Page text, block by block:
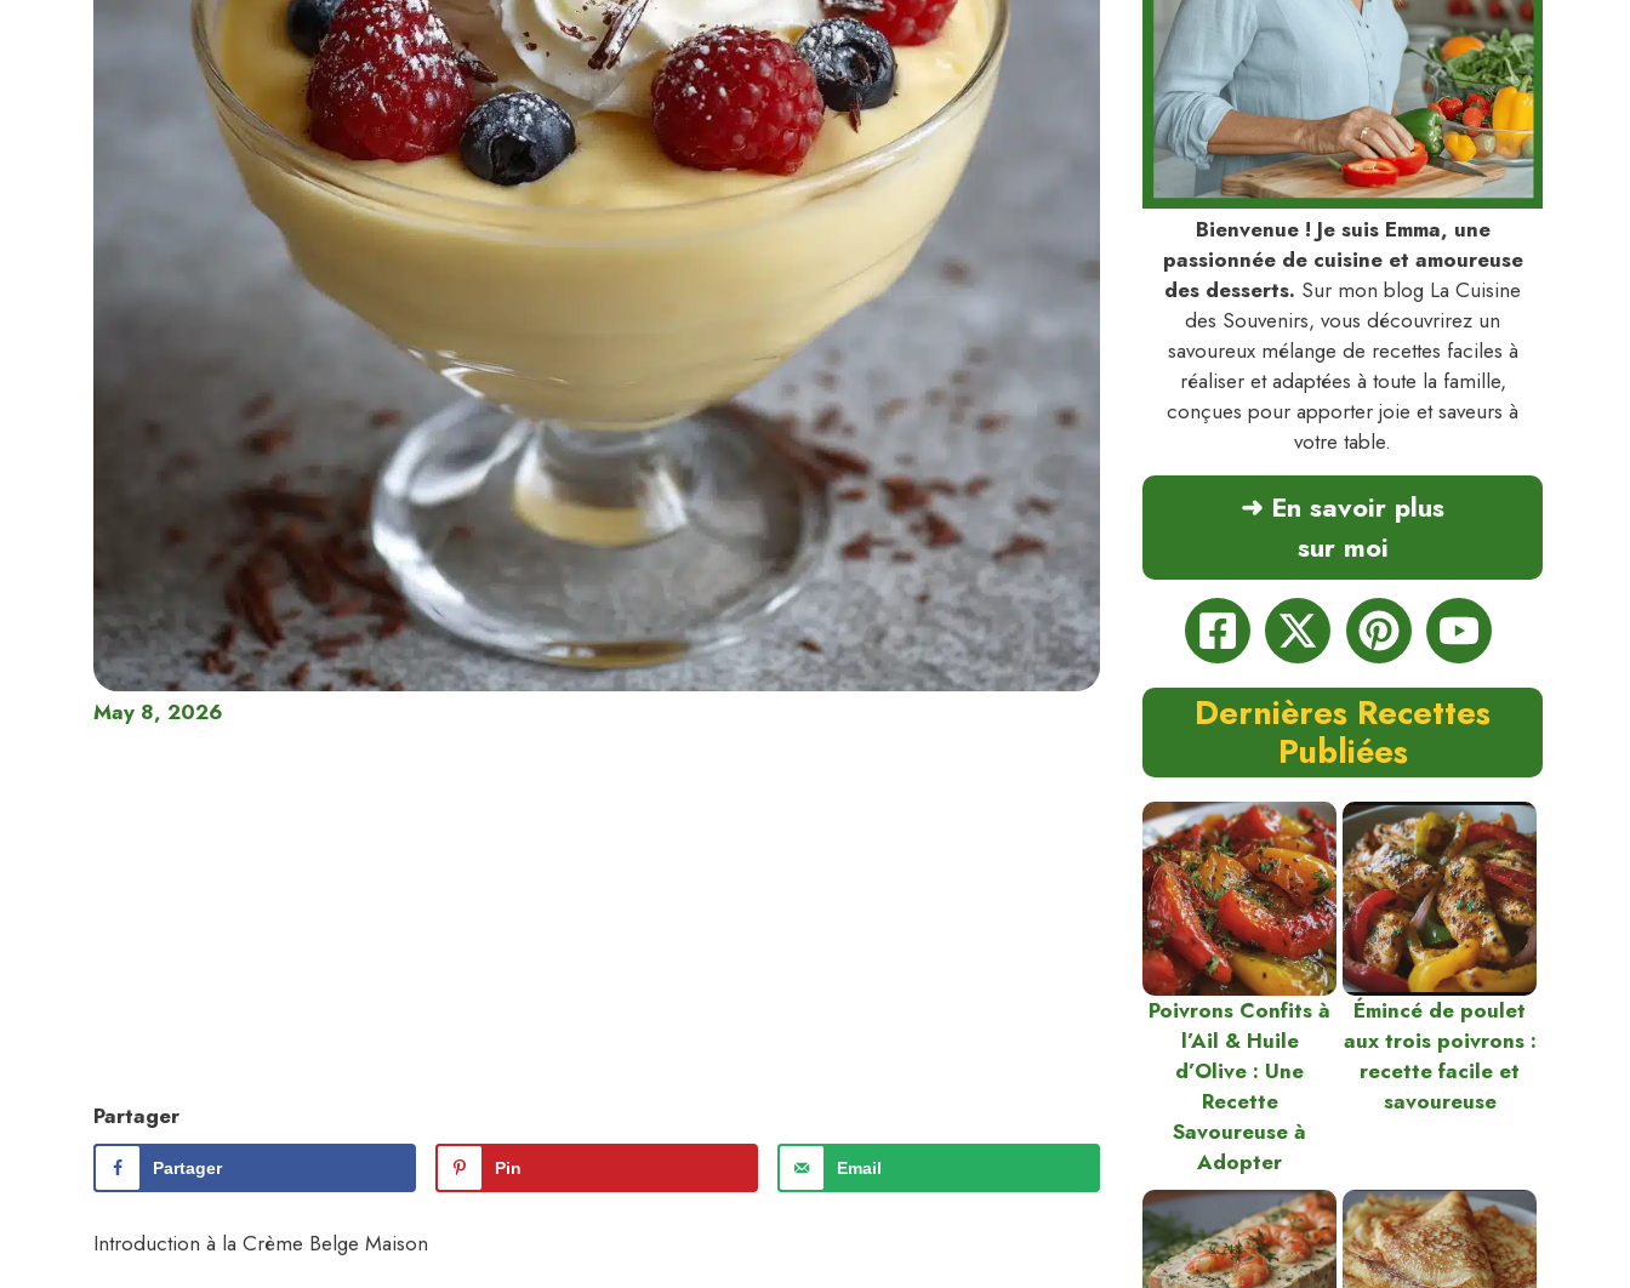
May 8, 2026
Partager
Partager Pin Email
Introduction à la Crème Belge Maison
Bienvenue ! Je suis Emma, une
passionnée de cuisine et amoureuse
des desserts. Sur mon blog La Cuisine
des Souvenirs, vous découvrirez un
savoureux mélange de recettes faciles à
réaliser et adaptées à toute la famille,
conçues pour apporter joie et saveurs à
votre table.
➜ En savoir plus
sur moi
Dernières Recettes
Publiées
Poivrons Confits à
l’Ail & Huile
d’Olive : Une
Recette
Savoureuse à
Adopter
Émincé de poulet
aux trois poivrons :
recette facile et
savoureuse